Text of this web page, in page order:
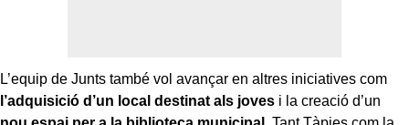
L’equip de Junts també vol avançar en altres iniciatives com
l’adquisició d’un local destinat als joves i la creació d’un